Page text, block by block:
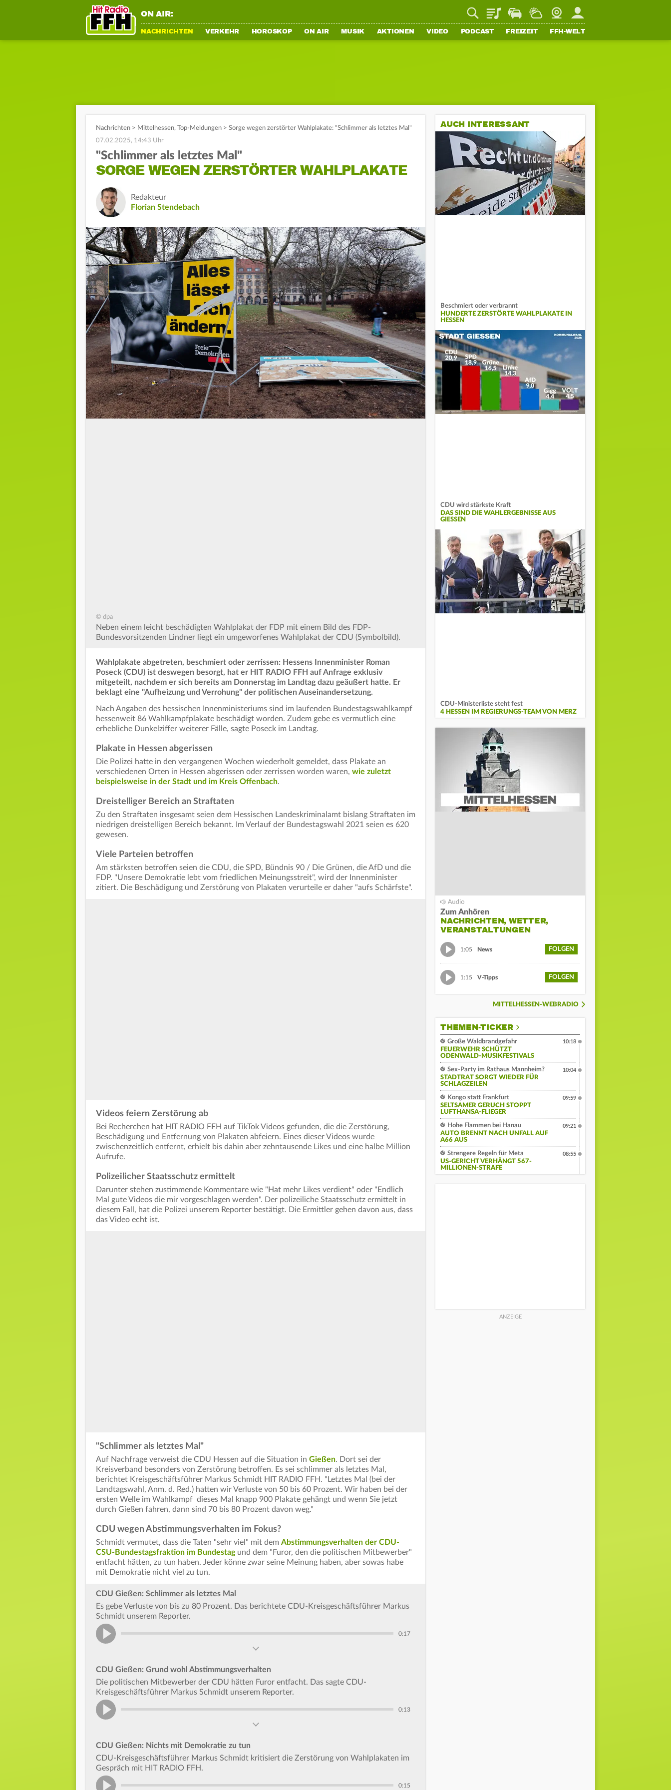
ON AIR: PlaylistStaupilotWetterWebcamMein FFH
NACHRICHTEN VERKEHR HOROSKOP ON AIR MUSIK AKTIONEN VIDEO PODCAST FREIZEIT FFH-WELT
Nachrichten > Mittelhessen, Top-Meldungen > Sorge wegen zerstörter Wahlplakate: "Schlimmer als letztes Mal"
07.02.2025, 14:43 Uhr
"Schlimmer als letztes Mal"
SORGE WEGEN ZERSTÖRTER WAHLPLAKATE
Redakteur
Florian Stendebach
© dpa
Neben einem leicht beschädigten Wahlplakat der FDP mit einem Bild des FDP-
Bundesvorsitzenden Lindner liegt ein umgeworfenes Wahlplakat der CDU (Symbolbild).
Wahlplakate abgetreten, beschmiert oder zerrissen: Hessens Innenminister Roman
Poseck (CDU) ist deswegen besorgt, hat er HIT RADIO FFH auf Anfrage exklusiv
mitgeteilt, nachdem er sich bereits am Donnerstag im Landtag dazu geäußert hatte. Er
beklagt eine "Aufheizung und Verrohung" der politischen Auseinandersetzung.
Nach Angaben des hessischen Innenministeriums sind im laufenden Bundestagswahlkampf
hessenweit 86 Wahlkampfplakate beschädigt worden. Zudem gebe es vermutlich eine
erhebliche Dunkelziffer weiterer Fälle, sagte Poseck im Landtag.
Plakate in Hessen abgerissen
Die Polizei hatte in den vergangenen Wochen wiederholt gemeldet, dass Plakate an
verschiedenen Orten in Hessen abgerissen oder zerrissen worden waren, wie zuletzt
beispielsweise in der Stadt und im Kreis Offenbach.
Dreistelliger Bereich an Straftaten
Zu den Straftaten insgesamt seien dem Hessischen Landeskriminalamt bislang Straftaten im
niedrigen dreistelligen Bereich bekannt. Im Verlauf der Bundestagswahl 2021 seien es 620
gewesen.
Viele Parteien betroffen
Am stärksten betroffen seien die CDU, die SPD, Bündnis 90 / Die Grünen, die AfD und die
FDP. "Unsere Demokratie lebt vom friedlichen Meinungsstreit", wird der Innenminister
zitiert. Die Beschädigung und Zerstörung von Plakaten verurteile er daher "aufs Schärfste".
Videos feiern Zerstörung ab
Bei Recherchen hat HIT RADIO FFH auf TikTok Videos gefunden, die die Zerstörung,
Beschädigung und Entfernung von Plakaten abfeiern. Eines dieser Videos wurde
zwischenzeitlich entfernt, erhielt bis dahin aber zehntausende Likes und eine halbe Million
Aufrufe.
Polizeilicher Staatsschutz ermittelt
Darunter stehen zustimmende Kommentare wie "Hat mehr Likes verdient" oder "Endlich
Mal gute Videos die mir vorgeschlagen werden". Der polizeiliche Staatsschutz ermittelt in
diesem Fall, hat die Polizei unserem Reporter bestätigt. Die Ermittler gehen davon aus, dass
das Video echt ist.
"Schlimmer als letztes Mal"
Auf Nachfrage verweist die CDU Hessen auf die Situation in Gießen. Dort sei der
Kreisverband besonders von Zerstörung betroffen. Es sei schlimmer als letztes Mal,
berichtet Kreisgeschäftsführer Markus Schmidt HIT RADIO FFH. "Letztes Mal (bei der
Landtagswahl, Anm. d. Red.) hatten wir Verluste von 50 bis 60 Prozent. Wir haben bei der
ersten Welle im Wahlkampf dieses Mal knapp 900 Plakate gehängt und wenn Sie jetzt
durch Gießen fahren, dann sind 70 bis 80 Prozent davon weg."
CDU wegen Abstimmungsverhalten im Fokus?
Schmidt vermutet, dass die Taten "sehr viel" mit dem Abstimmungsverhalten der CDU-
CSU-Bundestagsfraktion im Bundestagund dem "Furor, den die politischen Mitbewerber"
entfacht hätten, zu tun haben. Jeder könne zwar seine Meinung haben, aber sowas habe
mit Demokratie nicht viel zu tun.
CDU Gießen: Schlimmer als letztes Mal
Es gebe Verluste von bis zu 80 Prozent. Das berichtete CDU-Kreisgeschäftsführer Markus
Schmidt unserem Reporter.
0:17
CDU Gießen: Grund wohl Abstimmungsverhalten
Die politischen Mitbewerber der CDU hätten Furor entfacht. Das sagte CDU-
Kreisgeschäftsführer Markus Schmidt unserem Reporter.
0:13
CDU Gießen: Nichts mit Demokratie zu tun
CDU-Kreisgeschäftsführer Markus Schmidt kritisiert die Zerstörung von Wahlplakaten im
Gespräch mit HIT RADIO FFH.
0:15
AUCH INTERESSANT
Beschmiert oder verbrannt
HUNDERTE ZERSTÖRTE WAHLPLAKATE IN
HESSEN
CDU wird stärkste Kraft
DAS SIND DIE WAHLERGEBNISSE AUS
GIESSEN
CDU-Ministerliste steht fest
4 HESSEN IM REGIERUNGS-TEAM VON MERZ
Zum Anhören
NACHRICHTEN, WETTER,
VERANSTALTUNGEN
1:05 News FOLGEN
1:15 V-Tipps FOLGEN
MITTELHESSEN-WEBRADIO
THEMEN-TICKER
Große Waldbrandgefahr
FEUERWEHR SCHÜTZT
ODENWALD-MUSIKFESTIVALS
10:18
Sex-Party im Rathaus Mannheim?
STADTRAT SORGT WIEDER FÜR
SCHLAGZEILEN
10:04
Kongo statt Frankfurt
SELTSAMER GERUCH STOPPT
LUFTHANSA-FLIEGER
09:59
Hohe Flammen bei Hanau
AUTO BRENNT NACH UNFALL AUF
A66 AUS
09:21
Strengere Regeln für Meta
US-GERICHT VERHÄNGT 567-
MILLIONEN-STRAFE
08:55